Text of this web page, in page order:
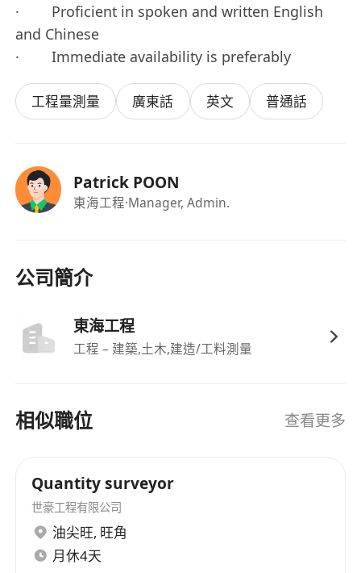
· Proficient in spoken and written English
and Chinese
· Immediate availability is preferably
工程量測量 廣東話 英文 普通話
Patrick POON
東海工程·Manager, Admin.
公司簡介
東海工程
工程 – 建築,土木,建造/工料測量
相似職位 查看更多
Quantity surveyor
世豪工程有限公司
油尖旺, 旺角
月休4天